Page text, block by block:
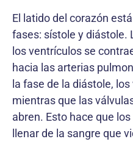
El latido del corazón
fases: sístole y diástole.
los ventrículos se
hacia las arterias
la fase de la diástole,
mientras que las
abren. Esto hace que
llenar de la sangre que